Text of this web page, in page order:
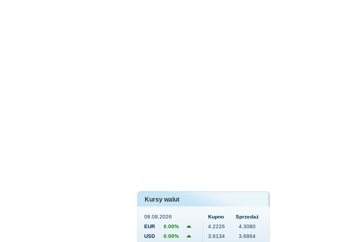
Kursy walut
08.08.2026 Kupno
Sprzedaż
EUR
0.00% 4.2226
4.3080
USD
0.00% 3.6134
3.6864